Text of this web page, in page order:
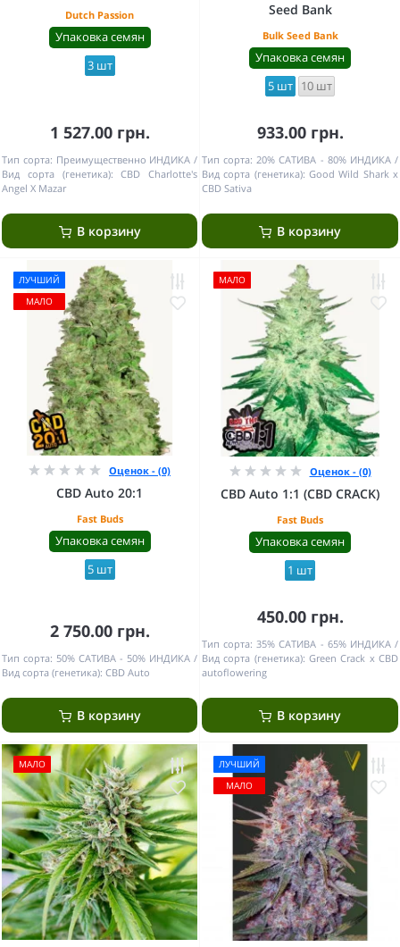
Dutch Passion
Упаковка семян
3 шт
1 527.00 грн.
Тип сорта: Преимущественно ИНДИКА
Вид сорта (генетика):
CBD Charlotte's
Angel X Mazar
В корзину
Seed Bank
Bulk Seed Bank
Упаковка семян
5 шт 10 шт
933.00 грн.
Тип сорта: 20% САТИВА - 80% ИНДИКА
Вид сорта (генетика): Good Wild Shark x
CBD Sativa
В корзину
ЛУЧШИЙ
МАЛО
Оценок - (0)
CBD Auto 20:1
Fast Buds
Упаковка семян
5 шт
2 750.00 грн.
Тип сорта: 50% САТИВА - 50% ИНДИКА
Вид сорта (генетика): CBD Auto
В корзину
МАЛО
Оценок - (0)
CBD Auto 1:1 (CBD CRACK)
Fast Buds
Упаковка семян
1 шт
450.00 грн.
Тип сорта: 35% САТИВА - 65% ИНДИКА
Вид сорта (генетика): Green Crack x CBD
autoflowering
В корзину
МАЛО
ЛУЧШИЙ
МАЛО